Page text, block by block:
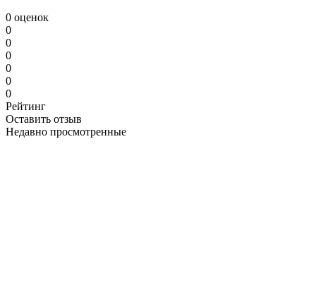
0 оценок
0
0
0
0
0
0
Рейтинг
Оставить отзыв
Недавно просмотренные